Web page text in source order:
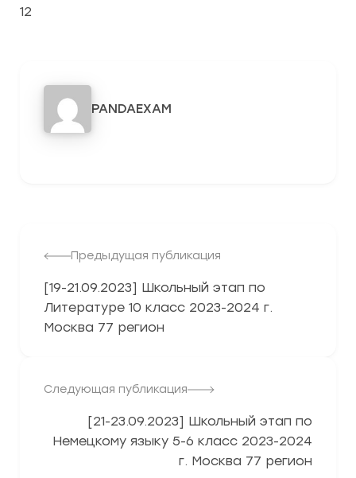
12
PANDAEXAM
Предыдущая публикация
[19-21.09.2023] Школьный этап по
Литературе 10 класс 2023-2024 г.
Москва 77 регион
Следующая публикация
[21-23.09.2023] Школьный этап по
Немецкому языку 5-6 класс 2023-2024
г. Москва 77 регион